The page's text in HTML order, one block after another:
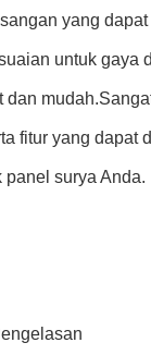
yang
untuk
fitur yang
surya Anda.